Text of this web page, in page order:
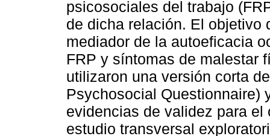
psicosociales del trabajo
de dicha relación. El objetivo
mediador de la autoeficacia
FRP y síntomas de malestar
utilizaron una versión corta
Psychosocial Questionnaire)
evidencias de validez para
estudio transversal